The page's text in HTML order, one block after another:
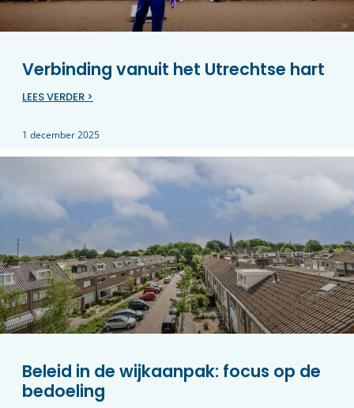
Verbinding vanuit het Utrechtse hart
LEES VERDER >
1 december 2025
Beleid in de wijkaanpak: focus op de
bedoeling